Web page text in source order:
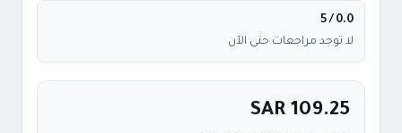
0.0
/ 5
لا توجد مراجعات حتى الآن
SAR 109.25